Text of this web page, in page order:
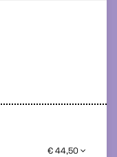
€ 44,50